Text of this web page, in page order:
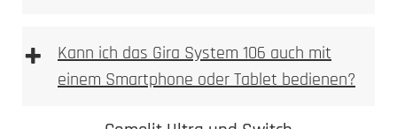
+
Kann ich das Gira System 106 auch mit
einem Smartphone oder Tablet bedienen?